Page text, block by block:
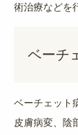
術治療などを
ベーチ
ベーチェット
皮膚病変、陰